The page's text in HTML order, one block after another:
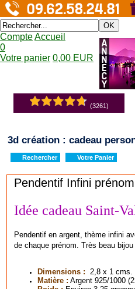
OK
CompteAccueil
0
Votre panier 0,00 EUR
(3261)
3d création : cadeau
Rechercher Votre Panier
Pendentif Infini
Idée cadeau Saint-
Pendentif en argent, thème infini
de chaque prénom. Très beau
Dimensions : 2,8 x 1 cms.
Matière : Argent 925/1000